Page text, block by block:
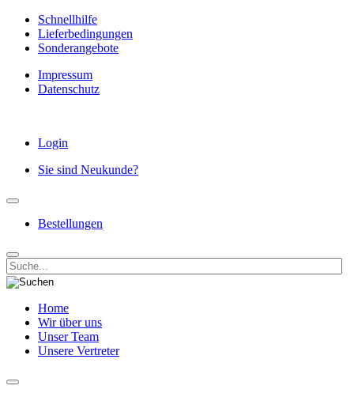
Schnellhilfe
Lieferbedingungen
Sonderangebote
Impressum
Datenschutz
Login
Sie sind Neukunde?
Bestellungen
Home
Wir über uns
Unser Team
Unsere Vertreter